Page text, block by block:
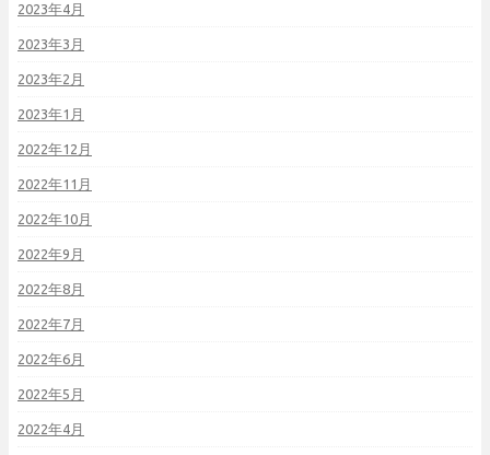
2023年4月
2023年3月
2023年2月
2023年1月
2022年12月
2022年11月
2022年10月
2022年9月
2022年8月
2022年7月
2022年6月
2022年5月
2022年4月